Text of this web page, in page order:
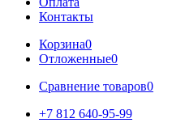
Контакты
Корзина0
Отложенные0
Сравнение товаров0
+7 812 640-95-99